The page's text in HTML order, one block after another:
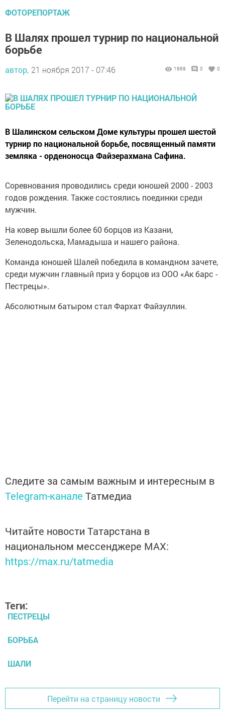
ФОТОРЕПОРТАЖ
В Шалях прошел турнир по национальной
борьбе
автор, 21 ноября 2017 - 07:46 1869 0 0
В Шалинском сельском Доме культуры прошел шестой
турнир по национальной борьбе, посвященный памяти
земляка - орденоносца Файзерахмана Сафина.
Соревнования проводились среди юношей 2000 - 2003
годов рождения. Также состоялись поединки среди
мужчин.
На ковер вышли более 60 борцов из Казани,
Зеленодольска, Мамадыша и нашего района.
Команда юношей Шалей победила в командном зачете,
среди мужчин главный приз у борцов из ООО «Ак барс -
Пестрецы».
Абсолютным батыром стал Фархат Файзуллин.
Следите за самым важным и интересным в
Telegram-канале Татмедиа
Читайте новости Татарстана в
национальном мессенджере MАХ:
https://max.ru/tatmedia
Теги:
ПЕСТРЕЦЫ
БОРЬБА
ШАЛИ
Перейти на страницу новости